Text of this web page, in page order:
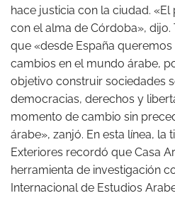
hace justicia con la ciudad.
con el alma de Córdoba», dijo.
que «desde España
cambios en el mundo árabe,
objetivo construir sociedades
democracias, derechos y
momento de cambio sin
árabe», zanjó. En esta línea, la
Exteriores recordó que Casa
herramienta de investigación
Internacional de Estudios